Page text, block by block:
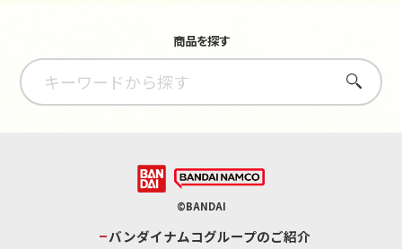
商品を探す
さがす
©BANDAI
バンダイナムコグループのご紹介